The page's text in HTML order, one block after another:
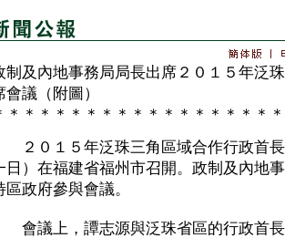
制及內地事務局局長出席２０１５年泛
會議（附圖）
＊＊＊＊＊＊＊＊＊＊＊＊＊＊＊＊＊
２０１５年泛珠三角區域合作行政首長
日）在福建省福州市召開。政制及內地
區政府參與會議。
會議上，譚志源與泛珠省區的行政首長